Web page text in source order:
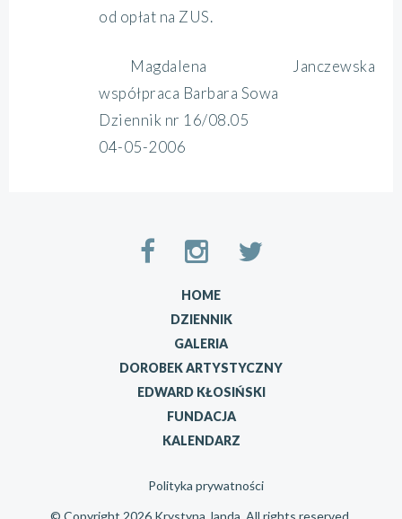
od opłat na ZUS.
Magdalena Janczewska
współpraca Barbara Sowa
Dziennik nr 16/08.05
04-05-2006
HOME
DZIENNIK
GALERIA
DOROBEK ARTYSTYCZNY
EDWARD KŁOSIŃSKI
FUNDACJA
KALENDARZ
Polityka prywatności
© Copyright 2026 Krystyna Janda. All rights reserved.